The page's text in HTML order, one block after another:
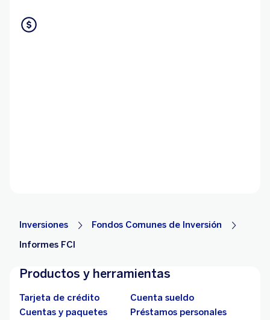
Inversiones
Fondos Comunes de Inversión
Informes FCI
Productos y herramientas
Tarjeta de crédito
Cuenta sueldo
Cuentas y paquetes
Préstamos personales